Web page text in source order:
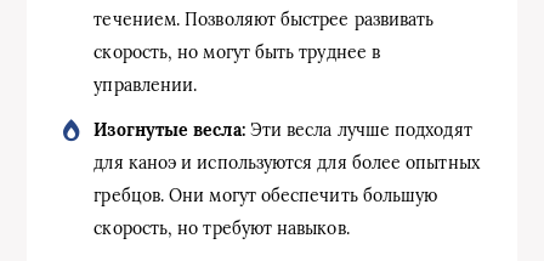
течением. Позволяют быстрее развивать
скорость, но могут быть труднее в
управлении.
Изогнутые весла:Эти весла лучше подходят
для каноэ и используются для более опытных
гребцов. Они могут обеспечить большую
скорость, но требуют навыков.